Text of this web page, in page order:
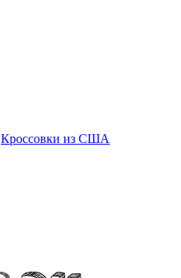
Кроссовки из США